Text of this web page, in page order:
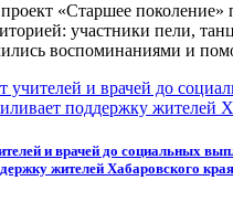
«Старшее поколение»
участники пели,
воспоминаниями и
и врачей до социальных
жителей Хабаровского края